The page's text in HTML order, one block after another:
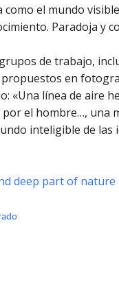
el mundo
Paradoja y
de trabajo,
en
«Una línea de aire
el hombre…, una
inteligible de las
deep part of nature